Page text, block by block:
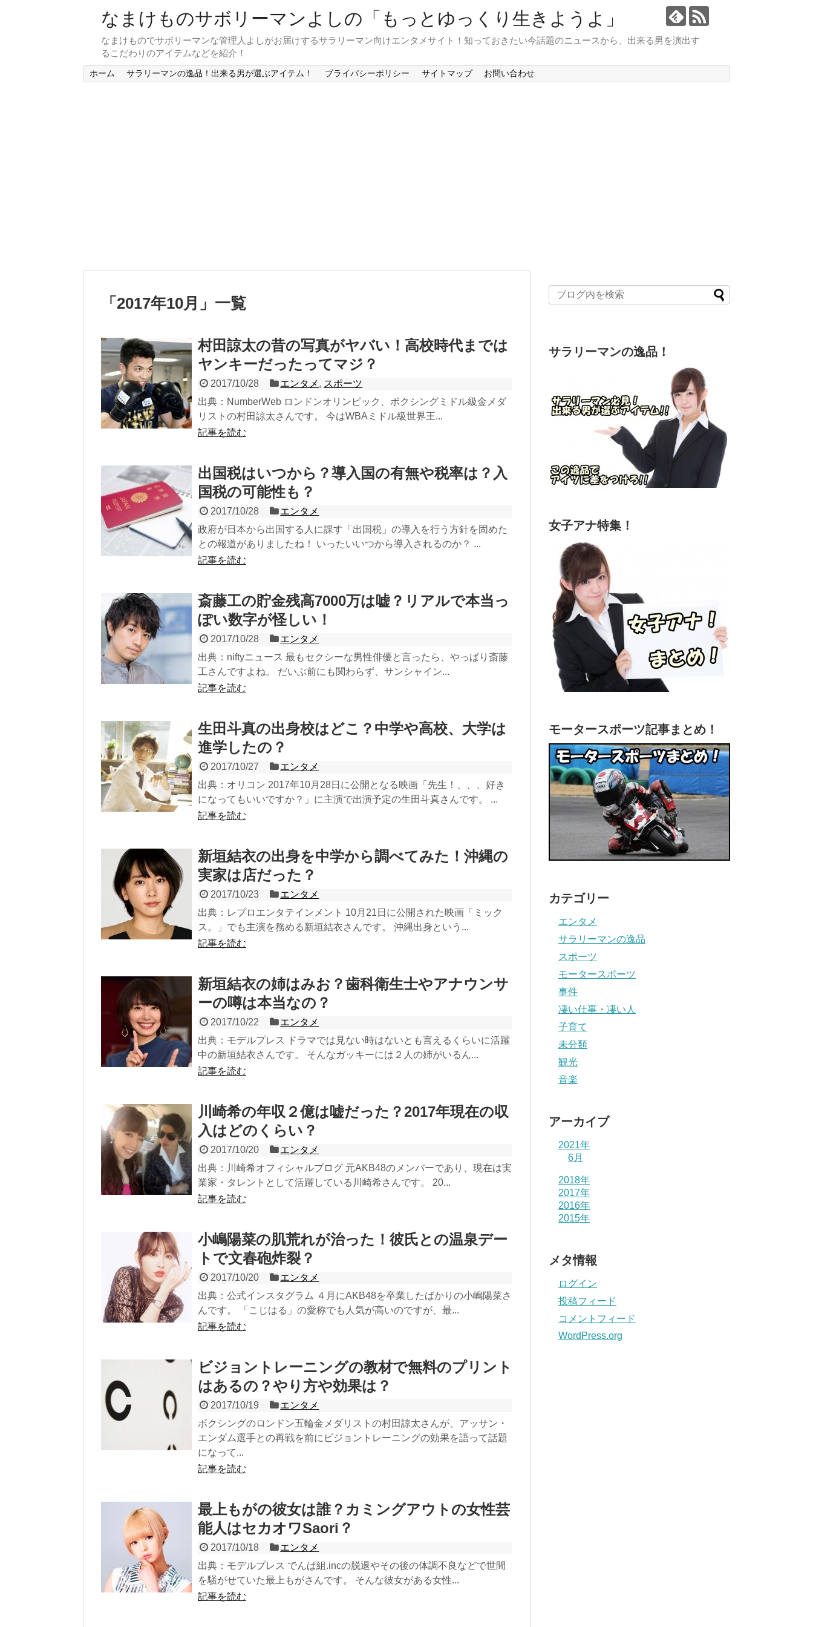
なまけものサボリーマンよしの「もっとゆっくり生きようよ」
なまけものでサボリーマンな管理人よしがお届けするサラリーマン向けエンタメサイト！知っておきたい今話題のニュースから、出来る男を演出す
るこだわりのアイテムなどを紹介！
ホーム サラリーマンの逸品！出来る男が選ぶアイテム！ プライバシーポリシー サイトマップ お問い合わせ
「 2017年10月 」 一覧
村田諒太の昔の写真がヤバい！高校時代までは
ヤンキーだったってマジ？
2017/10/28 エンタメ , スポーツ
出典：NumberWeb ロンドンオリンピック、ボクシングミドル級金メダ
リストの村田諒太さんです。 今はWBAミドル級世界王...
記事を読む
出国税はいつから？導入国の有無や税率は？入
国税の可能性も？
2017/10/28
エンタメ
政府が日本から出国する人に課す「出国税」の導入を行う方針を固めた
との報道がありましたね！ いったいいつから導入されるのか？ ...
記事を読む
斎藤工の貯金残高7000万は嘘？リアルで本当っ
ぽい数字が怪しい！
2017/10/28
エンタメ
出典：niftyニュース 最もセクシーな男性俳優と言ったら、やっぱり斎藤
工さんですよね。 だいぶ前にも関わらず、サンシャイン...
記事を読む
生田斗真の出身校はどこ？中学や高校、大学は
進学したの？
2017/10/27
エンタメ
出典：オリコン 2017年10月28日に公開となる映画「先生！、、、好き
になってもいいですか？」に主演で出演予定の生田斗真さんです。 ...
記事を読む
新垣結衣の出身を中学から調べてみた！沖縄の
実家は店だった？
2017/10/23
エンタメ
出典：レプロエンタテインメント 10月21日に公開された映画「ミック
ス。」でも主演を務める新垣結衣さんです。 沖縄出身という...
記事を読む
新垣結衣の姉はみお？歯科衛生士やアナウンサ
ーの噂は本当なの？
2017/10/22
エンタメ
出典：モデルプレス ドラマでは見ない時はないとも言えるくらいに活躍
中の新垣結衣さんです。 そんなガッキーには２人の姉がいるん...
記事を読む
川崎希の年収２億は嘘だった？2017年現在の収
入はどのくらい？
2017/10/20
エンタメ
出典：川崎希オフィシャルブログ 元AKB48のメンバーであり、現在は実
業家・タレントとして活躍している川崎希さんです。 20...
記事を読む
小嶋陽菜の肌荒れが治った！彼氏との温泉デー
トで文春砲炸裂？
2017/10/20
エンタメ
出典：公式インスタグラム ４月にAKB48を卒業したばかりの小嶋陽菜さ
んです。 「こじはる」の愛称でも人気が高いのですが、最...
記事を読む
ビジョントレーニングの教材で無料のプリント
はあるの？やり方や効果は？
2017/10/19
エンタメ
ボクシングのロンドン五輪金メダリストの村田諒太さんが、アッサン・
エンダム選手との再戦を前にビジョントレーニングの効果を語って話題
になって...
記事を読む
最上もがの彼女は誰？カミングアウトの女性芸
能人はセカオワSaori？
2017/10/18
エンタメ
出典：モデルプレス でんぱ組.incの脱退やその後の体調不良などで世間
を騒がせていた最上もがさんです。 そんな彼女がある女性...
記事を読む
サラリーマンの逸品！
女子アナ特集！
モータースポーツ記事まとめ！
カテゴリー
エンタメ
サラリーマンの逸品
スポーツ
モータースポーツ
事件
凄い仕事・凄い人
子育て
未分類
観光
音楽
アーカイブ
2021年
6月
2018年
2017年
2016年
2015年
メタ情報
ログイン
投稿フィード
コメントフィード
WordPress.org